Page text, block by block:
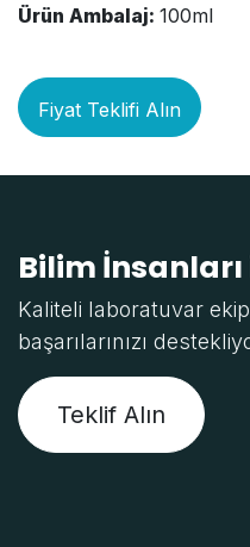
Ürün Ambalaj: 100ml
Fiyat Teklifi Alın
Bilim
Kaliteli laboratuvar
başarılarınızı
Teklif Alın